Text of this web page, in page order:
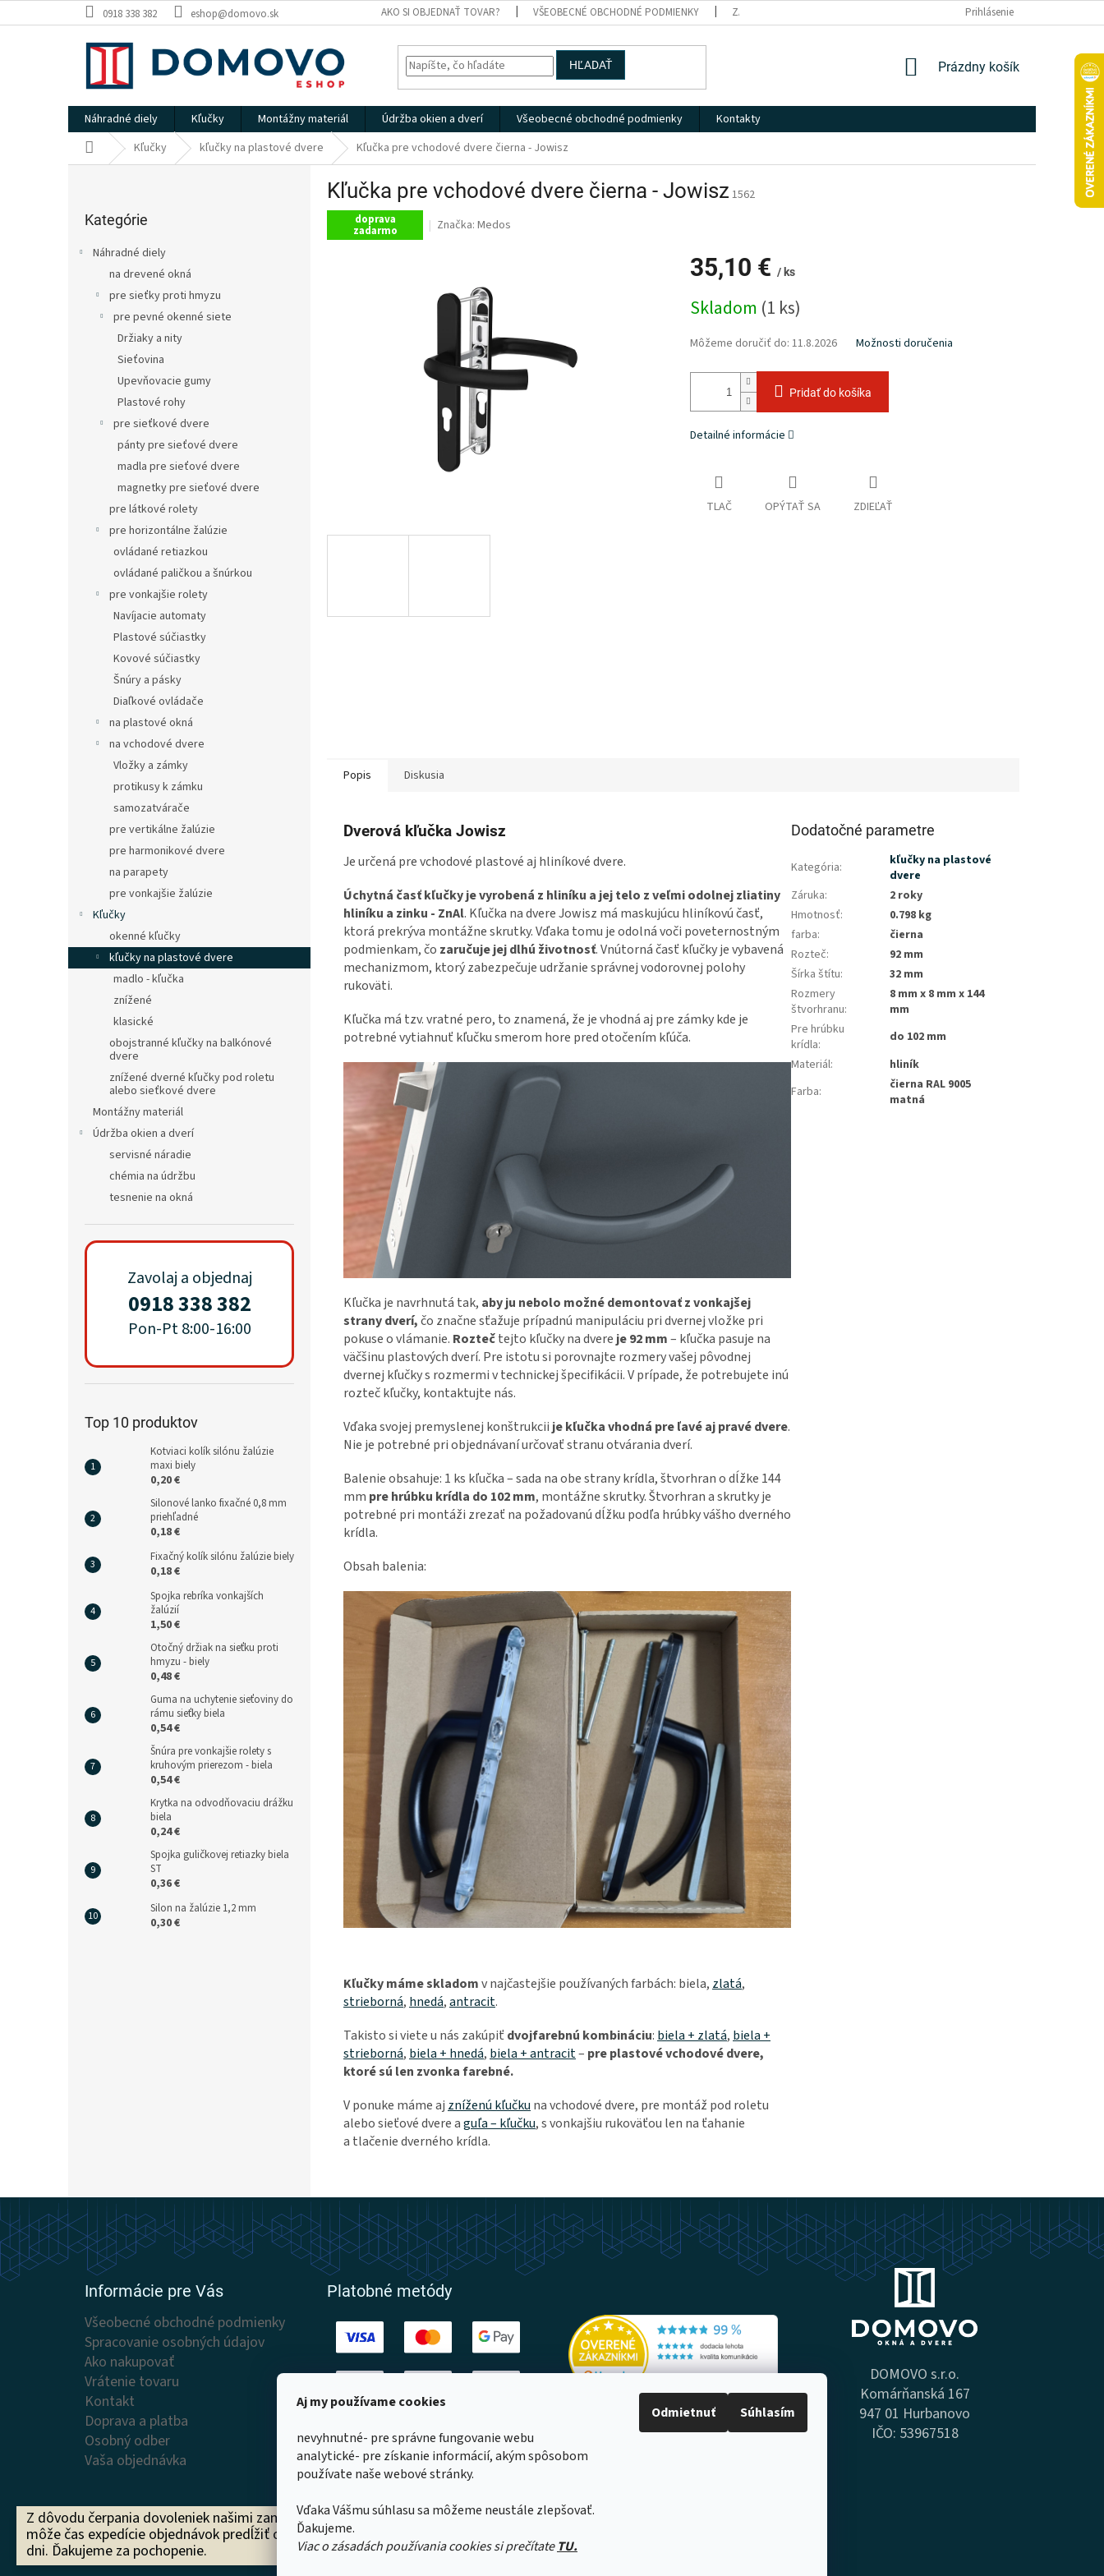
Aj my používame cookies
nevyhnutné- pre správne fungovanie webu
analytické- pre získanie informácií, akým spôsobom
používate naše webové stránky.
Vďaka Vášmu súhlasu sa môžeme neustále zlepšovať.
Ďakujeme.
Viac o zásadách používania cookies si prečítateTU.
Odmietnuť Súhlasím
na
Z dôvodu čerpania dovoleniek našimi zamestnancami sa
môže čas expedície objednávok predĺžiť o 1 až 2 pracovné
dni. Ďakujeme za pochopenie.
0918 338 382 eshop@domovo.sk AKO SI OBJEDNAŤ TOVAR? VŠEOBECNÉ OBCHODNÉ PODMIENKY ZÁSADY SPRACOVANIA A OCHRANY OSOBNÝCH ÚDAJOVPrihlásenie
HĽADAŤ
NÁKUPNÝ
Prázdny košík
Náhradné diely Kľučky Montážny materiál Údržba okien a dverí Všeobecné obchodné podmienky
Kontakty
DomovKľučky kľučky na plastové dvere Kľučka pre vchodové dvere čierna - Jowisz
kategórie
Kategórie
Náhradné diely
na drevené okná
pre sieťky proti hmyzu
pre pevné okenné siete
Držiaky a nity
Sieťovina
Upevňovacie gumy
Plastové rohy
pre sieťkové dvere
pánty pre sieťové dvere
madla pre sieťové dvere
magnetky pre sieťové dvere
pre látkové rolety
pre horizontálne žalúzie
ovládané retiazkou
ovládané paličkou a šnúrkou
pre vonkajšie rolety
Navíjacie automaty
Plastové súčiastky
Kovové súčiastky
Šnúry a pásky
Diaľkové ovládače
na plastové okná
na vchodové dvere
Vložky a zámky
protikusy k zámku
samozatvárače
pre vertikálne žalúzie
pre harmonikové dvere
na parapety
pre vonkajšie žalúzie
Kľučky
okenné kľučky
kľučky na plastové dvere
madlo - kľučka
znížené
klasické
obojstranné kľučky na balkónové
dvere
znížené dverné kľučky pod roletu
alebo sieťkové dvere
Montážny materiál
Údržba okien a dverí
servisné náradie
chémia na údržbu
tesnenie na okná
Zavolaj a objednaj
0918 338 382
Pon-Pt 8:00-16:00
Top 10 produktov
Kotviaci kolík silónu žalúzie
maxi biely
0,20 €
Silonové lanko fixačné 0,8 mm
priehľadné
0,18 €
Fixačný kolík silónu žalúzie biely
0,18 €
Spojka rebríka vonkajších
žalúzií
1,50 €
Otočný držiak na sieťku proti
hmyzu - biely
0,48 €
Guma na uchytenie sieťoviny do
rámu sieťky biela
0,54 €
Šnúra pre vonkajšie rolety s
kruhovým prierezom - biela
0,54 €
Krytka na odvodňovaciu drážku
biela
0,24 €
Spojka guličkovej retiazky biela
ST
0,36 €
Silon na žalúzie 1,2 mm
0,30 €
Kľučka pre vchodové dvere čierna - Jowisz 1562
doprava
zadarmo Značka: Medos
35,10 € / ks
cena:
Skladom (1 ks)
Môžeme doručiť do: 11.8.2026 Možnosti doručenia
Pridať do košíka
Detailné informácie
TLAČ OPÝTAŤ SA ZDIEĽAŤ
Popis Diskusia
Dverová kľučka Jowisz
Je určená pre vchodové plastové aj hliníkové dvere.
Úchytná časť kľučky je vyrobená z hliníku a jej telo z veľmi odolnej zliatiny
hliníku a zinku - ZnAl. Kľučka na dvere Jowisz má maskujúcu hliníkovú časť,
ktorá prekrýva montážne skrutky. Vďaka tomu je odolná voči poveternostným
podmienkam, čo zaručuje jej dlhú životnosť. Vnútorná časť kľučky je vybavená
mechanizmom, ktorý zabezpečuje udržanie správnej vodorovnej polohy
rukoväti.
Kľučka má tzv. vratné pero, to znamená, že je vhodná aj pre zámky kde je
potrebné vytiahnuť kľučku smerom hore pred otočením kľúča.
Kľučka je navrhnutá tak, aby ju nebolo možné demontovať z vonkajšej
strany dverí,čo značne sťažuje prípadnú manipuláciu pri dvernej vložke pri
pokuse o vlámanie. Roztečtejto kľučky na dvere je 92 mm– kľučka pasuje na
väčšinu plastových dverí. Pre istotu si porovnajte rozmery vašej pôvodnej
dvernej kľučky s rozmermi v technickej špecifikácii. V prípade, že potrebujete inú
rozteč kľučky, kontaktujte nás.
Vďaka svojej premyslenej konštrukcii je kľučka vhodná pre ľavé aj pravé dvere.
Nie je potrebné pri objednávaní určovať stranu otvárania dverí.
Balenie obsahuje: 1 ks kľučka – sada na obe strany krídla, štvorhran o dĺžke 144
mm pre hrúbku krídla do 102 mm, montážne skrutky. Štvorhran a skrutky je
potrebné pri montáži zrezať na požadovanú dĺžku podľa hrúbky vášho dverného
krídla.
Obsah balenia:
Kľučky máme skladomv najčastejšie používaných farbách: biela, zlatá,
strieborná, hnedá,antracit.
Takisto si viete u nás zakúpiťdvojfarebnú kombináciu: biela + zlatá, biela +
strieborná, biela + hnedá, biela + antracit– pre plastové vchodové dvere,
ktoré sú len zvonka farebné.
V ponuke máme aj zníženú kľučku na vchodové dvere, pre montáž pod roletu
alebo sieťové dvere aguľa – kľučku, s vonkajšiu rukoväťou len na ťahanie
a tlačenie dverného krídla.
Dodatočné parametre
Kategória:
kľučky na plastové
dvere
Záruka:
2 roky
Hmotnosť:
0.798 kg
farba:
čierna
Rozteč:
92 mm
Šírka štítu:
32 mm
Rozmery
štvorhranu:
8 mm x 8 mm x 144
mm
Pre hrúbku
krídla:
do 102 mm
Materiál:
hliník
Farba:
čierna RAL 9005
matná
Z
á
p
ä
t
Informácie pre Vás
Všeobecné obchodné podmienky
Spracovanie osobných údajov
Ako nakupovať
Vrátenie tovaru
Kontakt
Doprava a platba
Osobný odber
Vaša objednávka
Platobné metódy
Doručovatelia
DOMOVO s.r.o.
Komárňanská 167
947 01 Hurbanovo
IČO: 53967518